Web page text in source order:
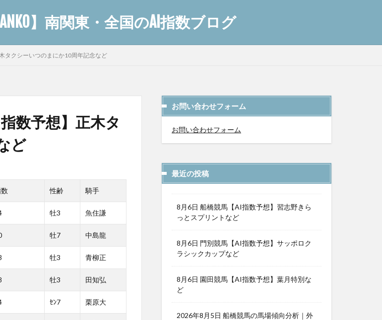
】南関東・全国のAI指数ブログ
タクシーいつのまにか10周年記念など
数予想】正木タ
ど
性齢 騎手
牡3 魚住謙
牡7 中島龍
牡3 青柳正
牡3 田知弘
ｾﾝ7 栗原大
お問い合わせフォーム
お問い合わせフォーム
最近の投稿
8月6日 船橋競馬【AI指数予想】習志野きら
っとスプリントなど
8月6日 門別競馬【AI指数予想】サッポロク
ラシックカップなど
8月6日 園田競馬【AI指数予想】葉月特別な
ど
2026年8月5日 船橋競馬の馬場傾向分析｜外